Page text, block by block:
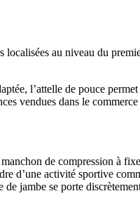
localisées au niveau du
l’attelle de pouce
vendues dans le
de compression à
d’une activité sportive
de jambe se porte